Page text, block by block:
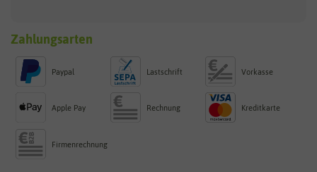
Zahlungsarten
Paypal Lastschrift Vorkasse
Apple Pay Rechnung Kreditkarte
Firmenrechnung